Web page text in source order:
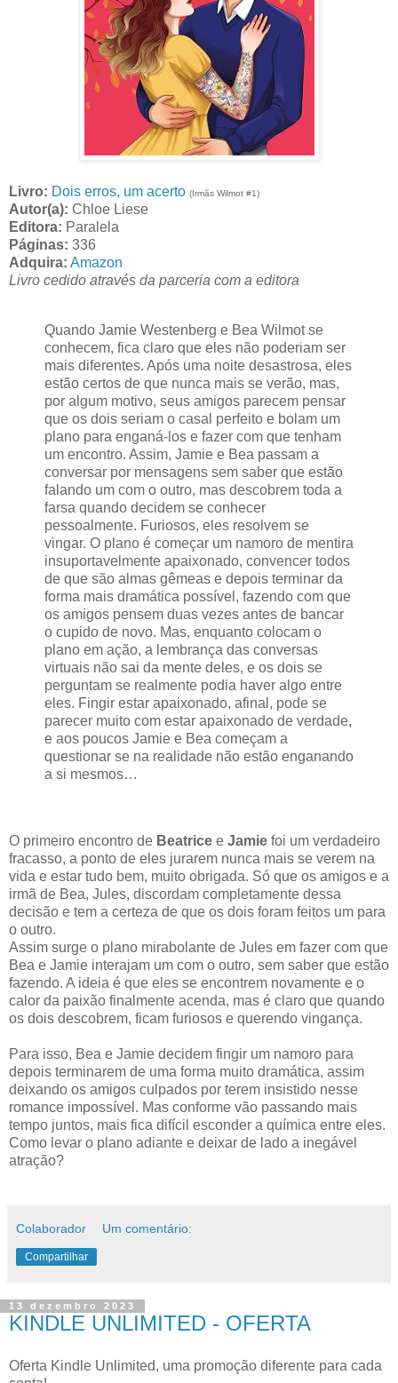
Livro: Dois erros, um acerto (Irmãs Wilmot #1)
Autor(a): Chloe Liese
Editora: Paralela
Páginas: 336
Adquira: Amazon
Livro cedido através da parceria com a editora
Quando Jamie Westenberg e Bea Wilmot se
conhecem, fica claro que eles não poderiam ser
mais diferentes. Após uma noite desastrosa, eles
estão certos de que nunca mais se verão, mas,
por algum motivo, seus amigos parecem pensar
que os dois seriam o casal perfeito e bolam um
plano para enganá-los e fazer com que tenham
um encontro. Assim, Jamie e Bea passam a
conversar por mensagens sem saber que estão
falando um com o outro, mas descobrem toda a
farsa quando decidem se conhecer
pessoalmente. Furiosos, eles resolvem se
vingar. O plano é começar um namoro de mentira
insuportavelmente apaixonado, convencer todos
de que são almas gêmeas e depois terminar da
forma mais dramática possível, fazendo com que
os amigos pensem duas vezes antes de bancar
o cupido de novo. Mas, enquanto colocam o
plano em ação, a lembrança das conversas
virtuais não sai da mente deles, e os dois se
perguntam se realmente podia haver algo entre
eles. Fingir estar apaixonado, afinal, pode se
parecer muito com estar apaixonado de verdade,
e aos poucos Jamie e Bea começam a
questionar se na realidade não estão enganando
a si mesmos…
O primeiro encontro de Beatrice e Jamie foi um verdadeiro
fracasso, a ponto de eles jurarem nunca mais se verem na
vida e estar tudo bem, muito obrigada. Só que os amigos e a
irmã de Bea, Jules, discordam completamente dessa
decisão e tem a certeza de que os dois foram feitos um para
o outro.
Assim surge o plano mirabolante de Jules em fazer com que
Bea e Jamie interajam um com o outro, sem saber que estão
fazendo. A ideia é que eles se encontrem novamente e o
calor da paixão finalmente acenda, mas é claro que quando
os dois descobrem, ficam furiosos e querendo vingança.
Para isso, Bea e Jamie decidem fingir um namoro para
depois terminarem de uma forma muito dramática, assim
deixando os amigos culpados por terem insistido nesse
romance impossível. Mas conforme vão passando mais
tempo juntos, mais fica difícil esconder a química entre eles.
Como levar o plano adiante e deixar de lado a inegável
atração?
Colaborador Um comentário:
Compartilhar
13 dezembro 2023
KINDLE UNLIMITED - OFERTA
Oferta Kindle Unlimited, uma promoção diferente para cada